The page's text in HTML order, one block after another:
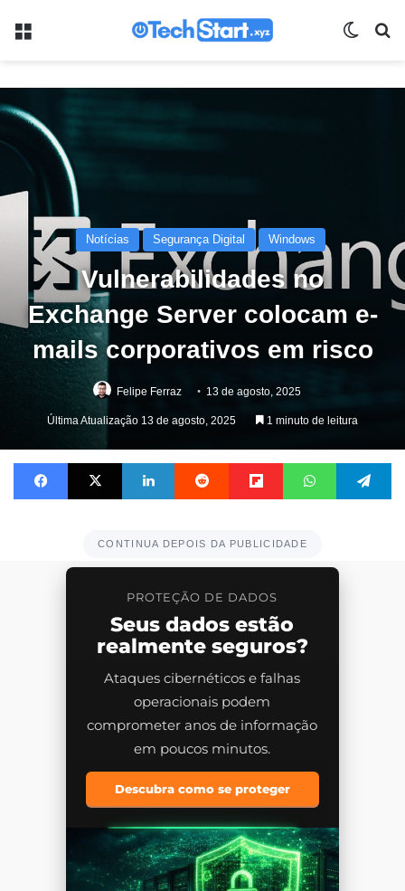
Menu
Notícias Segurança Digital Windows
Vulnerabilidades no
Exchange Server colocam e-
mails corporativos em risco
Felipe Ferraz 13 de agosto, 2025
Última Atualização 13 de agosto, 2025 1 minuto de leitura
Facebook X Linkedin Reddit Flipboard WhatsApp
CONTINUA DEPOIS DA PUBLICIDADE
PROTEÇÃO DE DADOS
Seus dados estão
realmente seguros?
Ataques cibernéticos e falhas
operacionais podem
comprometer anos de informação
em poucos minutos.
Descubra como se proteger